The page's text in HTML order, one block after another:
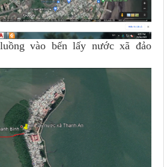
vào bến lấy nước xã đảo